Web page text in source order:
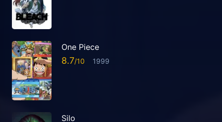
One Piece
8.7 1999
Silo